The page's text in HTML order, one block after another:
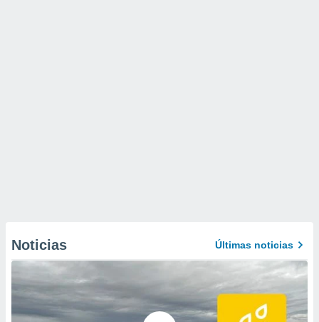
Noticias Últimas noticias